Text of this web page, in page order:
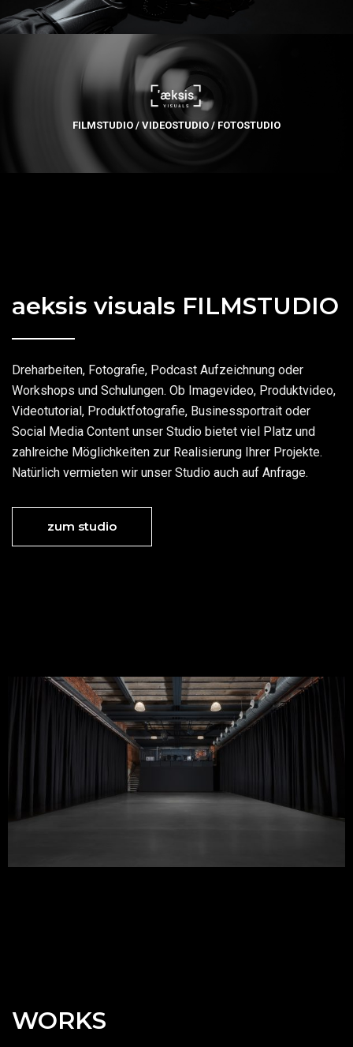
FILMSTUDIO / VIDEOSTUDIO / FOTOSTUDIO
aeksis visuals FILMSTUDIO
Dreharbeiten, Fotografie, Podcast Aufzeichnung oder
Workshops und Schulungen. Ob Imagevideo, Produktvideo,
Videotutorial, Produktfotografie, Businessportrait oder
Social Media Content unser Studio bietet viel Platz und
zahlreiche Möglichkeiten zur Realisierung Ihrer Projekte.
Natürlich vermieten wir unser Studio auch auf Anfrage.
zum studio
WORKS